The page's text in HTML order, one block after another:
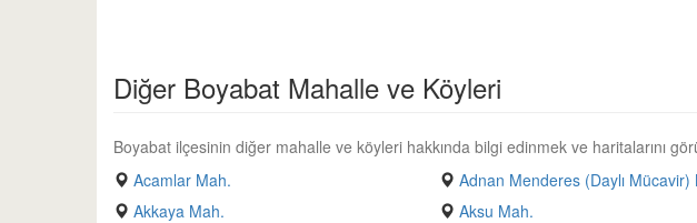
Diğer Boyabat Mahalle ve Köyleri
Boyabat ilçesinin diğer mahalle ve köyleri hakkında bilgi edinmek ve haritalarını
Acamlar Mah.
Adnan Menderes (Daylı Mücavir)
Akkaya Mah.
Aksu Mah.